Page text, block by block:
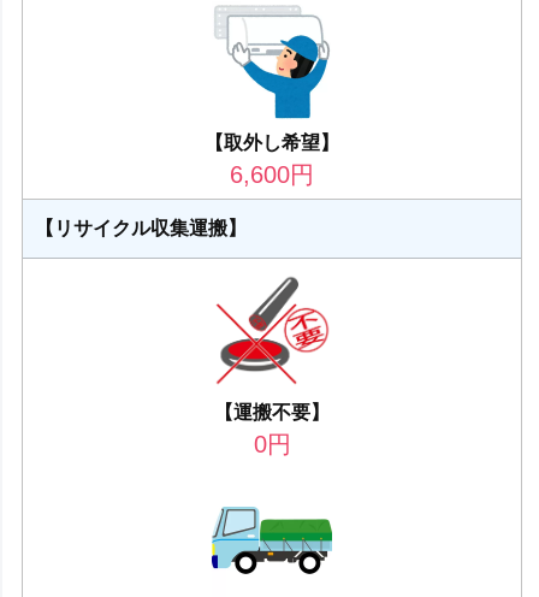
【取外し希望】
6,600円
【リサイクル収集運搬】
【運搬不要】
0円